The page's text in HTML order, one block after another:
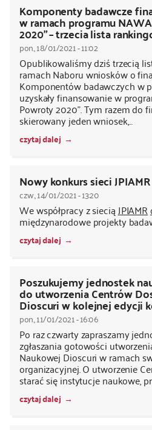
Komponenty badawcze
w ramach programu
2020” – trzecia lista
pon., 18/01/2021 - 11:02
Opublikowaliśmy dziś trzecią
ramach Naboru wniosków o
Komponentów badawczych w
uzyskały finansowanie w
Powroty 2020”. Tym razem do
skierowany jeden wniosek,…
czytaj dalej
Nowy konkurs sieci JPIAMR
czw., 14/01/2021 - 13:20
We współpracy z sieciąJPIAMR
międzynarodowe projekty
czytaj dalej
Poszukujemy jednostek
do utworzenia Centrów
Dioscuri w kolejnej edycji
pon., 11/01/2021 - 16:06
Po raz czwarty zapraszamy
zgłaszania gotowości
Naukowej Dioscuri w ramach
organizacyjnej. O utworzenie
starać się instytucje naukowe,
czytaj dalej